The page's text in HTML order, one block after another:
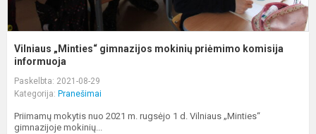
Vilniaus „Minties“ gimnazijos mokinių priėmimo komisija
informuoja
Paskelbta: 2021-08-29
Kategorija: Pranešimai
Priimamų mokytis nuo 2021 m. rugsėjo 1 d. Vilniaus „Minties“
gimnazijoje mokinių...